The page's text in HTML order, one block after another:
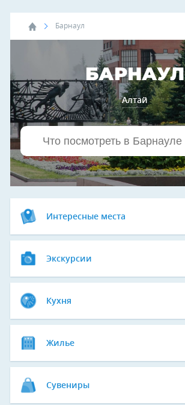
Барнаул
БАРНАУЛ
Алтай
Интересные места
Экскурсии
Кухня
Жилье
Сувениры